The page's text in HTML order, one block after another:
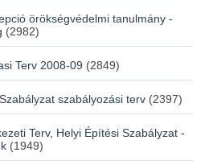
örökségvédelmi tanulmány -
(2982)
Terv 2008-09 (2849)
szabályozási terv (2397)
Terv, Helyi Építési Szabályzat -
(1949)